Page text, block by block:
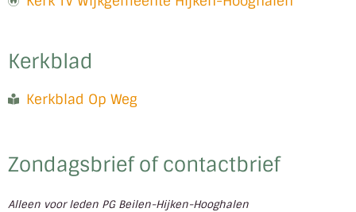
Kerkblad
Kerkblad Op Weg
Zondagsbrief of contactbrief
Alleen voor leden PG Beilen-Hijken-Hooghalen